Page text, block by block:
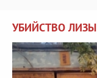
УБИЙСТВО ЛИЗЫ